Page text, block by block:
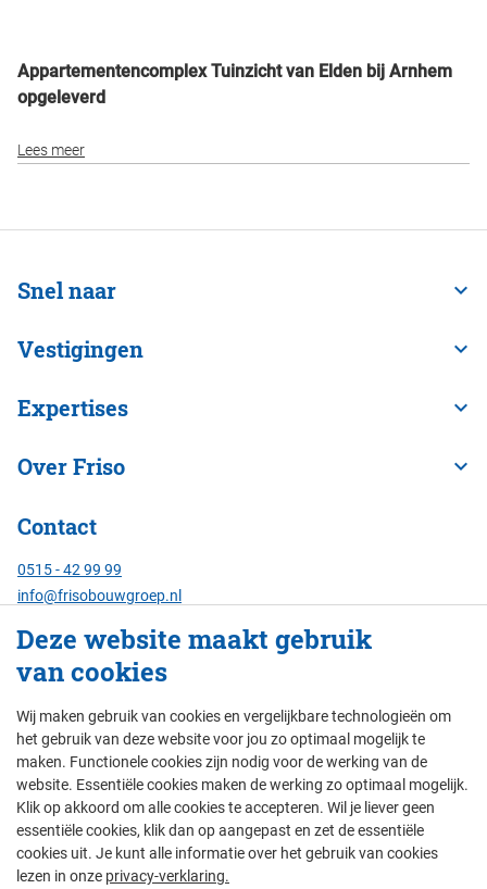
Appartementencomplex Tuinzicht van Elden bij Arnhem
opgeleverd
Lees meer
Snel naar
Vestigingen
Expertises
Over Friso
Contact
0515 - 42 99 99
info@frisobouwgroep.nl
Servicenummer
088 - 429 00 00
© Friso Bouwgroep 2026
colofon privacy
disclaimer
Deze website maakt gebruik
van cookies
Wij maken gebruik van cookies en vergelijkbare technologieën om
het gebruik van deze website voor jou zo optimaal mogelijk te
maken. Functionele cookies zijn nodig voor de werking van de
website. Essentiële cookies maken de werking zo optimaal mogelijk.
Klik op akkoord om alle cookies te accepteren. Wil je liever geen
essentiële cookies, klik dan op aangepast en zet de essentiële
cookies uit. Je kunt alle informatie over het gebruik van cookies
lezen in onze privacy-verklaring.